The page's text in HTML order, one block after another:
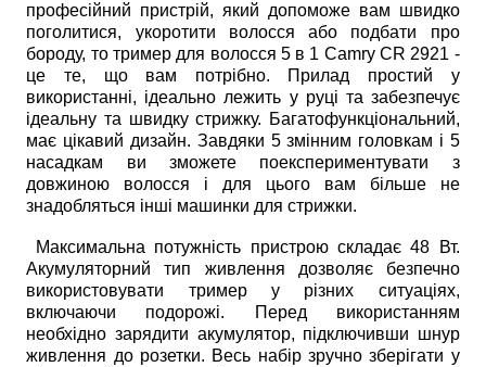
професійний пристрій, який допоможе вам швидко
поголитися, укоротити волосся або подбати про
бороду, то тример для волосся 5 в 1 Camry CR 2921 -
це те, що вам потрібно. Прилад простий у
використанні, ідеально лежить у руці та забезпечує
ідеальну та швидку стрижку. Багатофункціональний,
має цікавий дизайн. Завдяки 5 змінним головкам і 5
насадкам ви зможете поекспериментувати з
довжиною волосся і для цього вам більше не
знадобляться інші машинки для стрижки.
Максимальна потужність пристрою складає 48 Вт.
Акумуляторний тип живлення дозволяє безпечно
використовувати тример у різних ситуаціях,
включаючи подорожі. Перед використанням
необхідно зарядити акумулятор, підключивши шнур
живлення до розетки. Весь набір зручно зберігати у